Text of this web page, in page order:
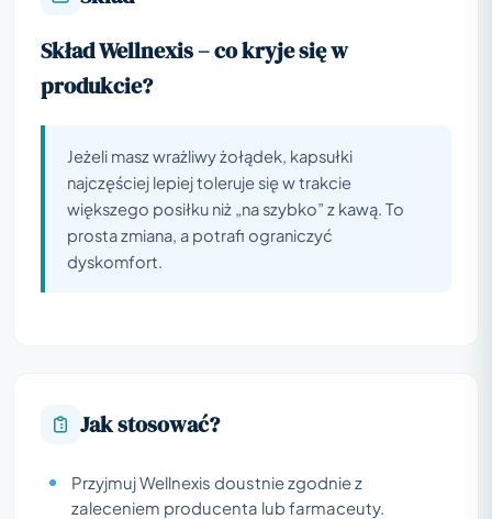
Skład Wellnexis – co kryje się w
produkcie?
Jeżeli masz wrażliwy żołądek, kapsułki
najczęściej lepiej toleruje się w trakcie
większego posiłku niż „na szybko” z kawą. To
prosta zmiana, a potrafi ograniczyć
dyskomfort.
Jak stosować?
Przyjmuj Wellnexis doustnie zgodnie z
zaleceniem producenta lub farmaceuty.